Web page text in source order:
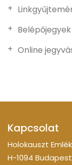
Belépőjegyek
Online
Kapcsolat
Holokauszt
H-1094 Budapest